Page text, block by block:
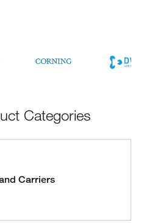
Categories
Carriers